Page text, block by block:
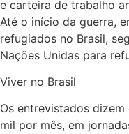
e carteira de trabalho
Até o início da guerra,
refugiados no Brasil,
Nações Unidas para
Viver no Brasil
Os entrevistados dizem
mil por mês, em